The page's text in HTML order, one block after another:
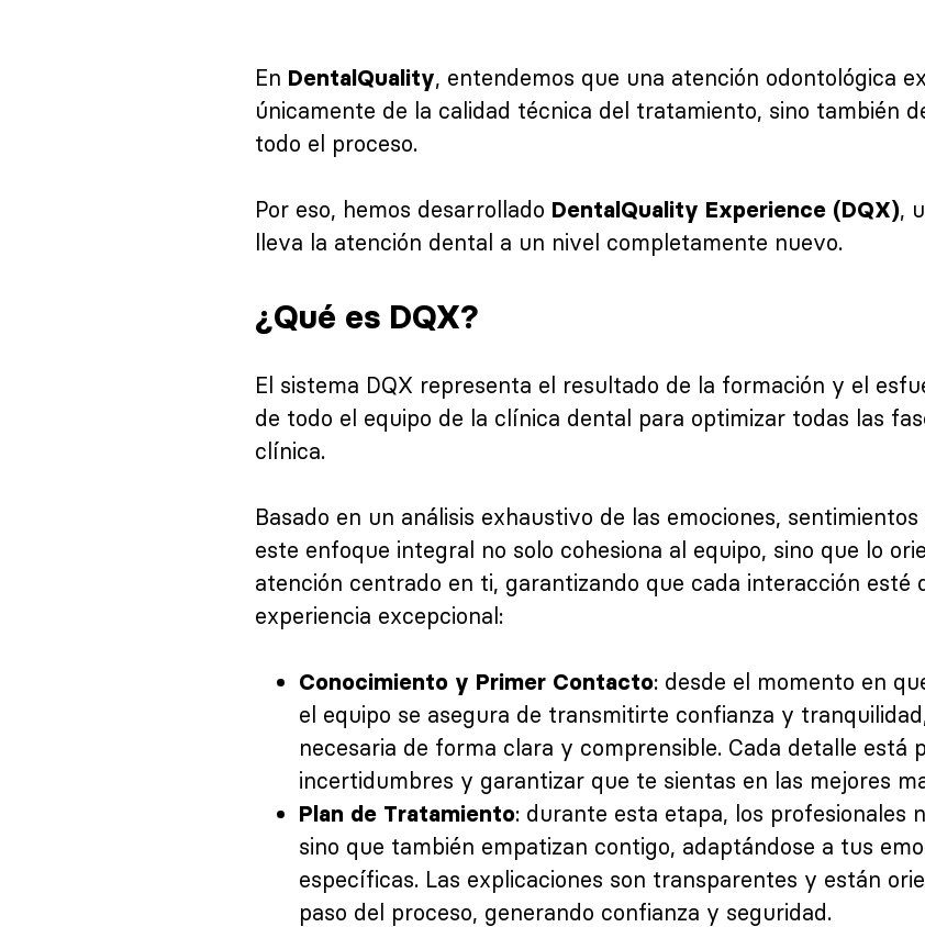
En DentalQuality, entendemos que una atención odontológica
únicamente de la calidad técnica del tratamiento, sino también
todo el proceso.
Por eso, hemos desarrollado DentalQuality Experience (DQX),
lleva la atención dental a un nivel completamente nuevo.
¿Qué es DQX?
El sistema DQX representa el resultado de la formación y el
de todo el equipo de la clínica dental para optimizar todas las
clínica.
Basado en un análisis exhaustivo de las emociones,
este enfoque integral no solo cohesiona al equipo, sino que lo
atención centrado en ti, garantizando que cada interacción esté
experiencia excepcional:
Conocimiento y Primer Contacto: desde el momento en
el equipo se asegura de transmitirte confianza y
necesaria de forma clara y comprensible. Cada detalle está
incertidumbres y garantizar que te sientas en las mejores
Plan de Tratamiento: durante esta etapa, los profesionales
sino que también empatizan contigo, adaptándose a tus
específicas. Las explicaciones son transparentes y están
paso del proceso, generando confianza y seguridad.